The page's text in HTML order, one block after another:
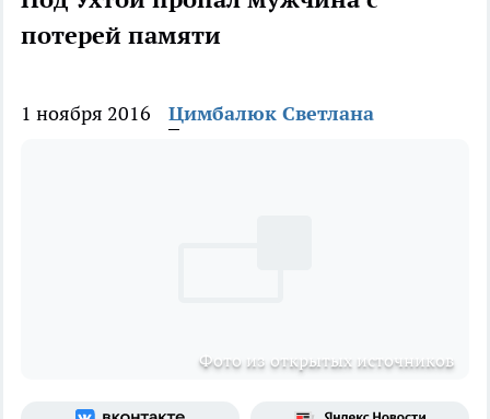
потерей памяти
1 ноября 2016 Цимбалюк Светлана
Фото из открытых источников